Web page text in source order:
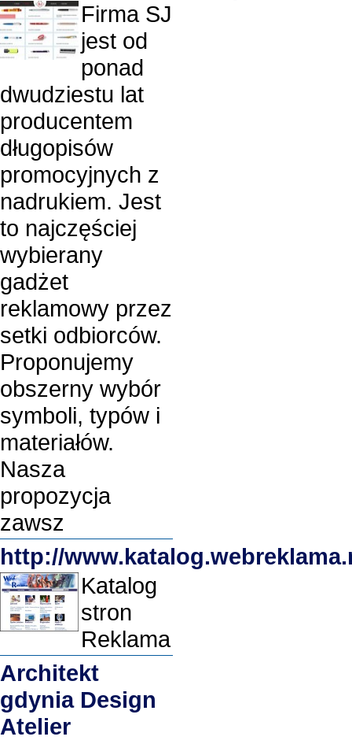
Firma SJ
jest od
ponad
dwudziestu lat
producentem
długopisów
promocyjnych z
nadrukiem. Jest
to najczęściej
wybierany
gadżet
reklamowy przez
setki odbiorców.
Proponujemy
obszerny wybór
symboli, typów i
materiałów.
Nasza
propozycja
zawsz
http://
Katalog
stron
Reklama
Architekt
gdynia Design
Atelier